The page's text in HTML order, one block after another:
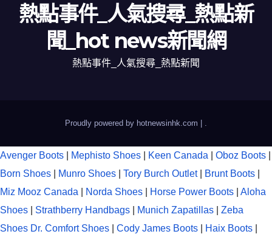
熱點事件_人氣搜尋_熱點新
聞_hot news新聞網
熱點事件_人氣搜尋_熱點新聞
Proudly powered by hotnewsinhk.com |
Avenger Boots Mephisto Shoes Keen Canada Oboz Boots
Born Shoes
Munro Shoes Tory Burch Outlet Brunt Boots
Miz Mooz Canada
Norda Shoes Horse Power Boots
Aloha
Shoes
Strathberry Handbags Munich Zapatillas
Zeba
Shoes Dr. Comfort Shoes Cody James Boots Haix Boots